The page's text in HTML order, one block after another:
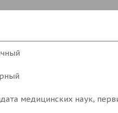
медицинских наук,